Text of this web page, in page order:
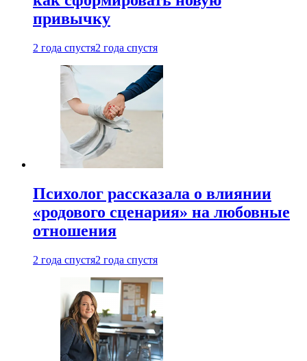
привычку
2 года спустя2 года спустя
Психолог рассказала о влиянии
«родового сценария» на любовные
отношения
2 года спустя2 года спустя